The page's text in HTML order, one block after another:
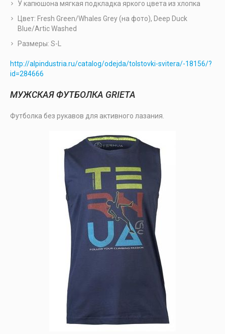
У капюшона мягкая подкладка яркого цвета из хлопка
Цвет: Fresh Green/Whales Grey (на фото), Deep Duck
Blue/Artic Washed
Размеры: S-L
http://alpindustria.ru/catalog/odejda/tolstovki-svitera/-18156/?
id=284666
МУЖСКАЯ ФУТБОЛКА GRIETA
Футболка без рукавов для активного лазания.